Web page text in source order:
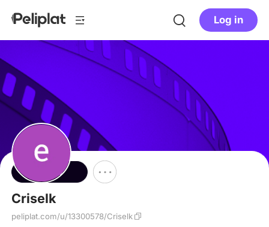
Log in
Follow
Criselk
peliplat.com/u/13300578/Criselk